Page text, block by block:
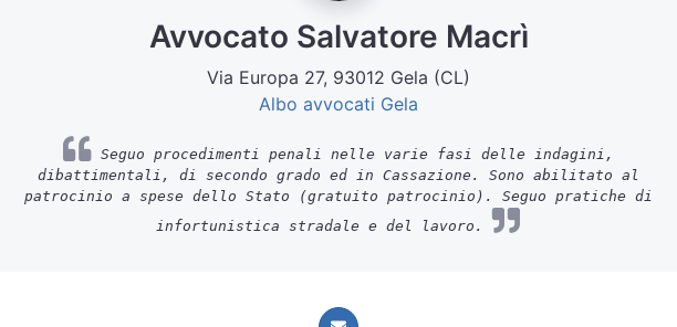
Avvocato Salvatore Macrì
Via Europa 27, 93012 Gela (CL)
Albo avvocati Gela
Seguo procedimenti penali nelle varie fasi delle indagini,
dibattimentali, di secondo grado ed in Cassazione. Sono abilitato al
patrocinio a spese dello Stato (gratuito patrocinio). Seguo pratiche di
infortunistica stradale e del lavoro.